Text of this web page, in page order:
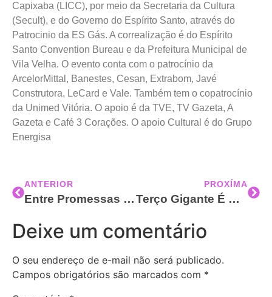
Capixaba (LICC), por meio da Secretaria da Cultura
(Secult), e do Governo do Espírito Santo, através do
Patrocinio da ES Gás. A correalização é do Espírito
Santo Convention Bureau e da Prefeitura Municipal de
Vila Velha. O evento conta com o patrocínio da
ArcelorMittal, Banestes, Cesan, Extrabom, Javé
Construtora, LeCard e Vale. Também tem o copatrocínio
da Unimed Vitória. O apoio é da TVE, TV Gazeta, A
Gazeta e Café 3 Corações. O apoio Cultural é do Grupo
Energisa
ANTERIOR
Entre Promessas E Milagres, Relatos De Fé Marcam A Terceira Maior Festa Mariana Do Brasil No ES
PROXÍMA
Terço Gigante É Montado No Campinho Inspirado No Tema: “Fazei De Nós Instrumentos Da Paz”
Deixe um comentário
O seu endereço de e-mail não será publicado.
Campos obrigatórios são marcados com *